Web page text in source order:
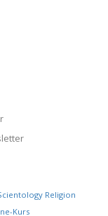
Religion
Kurs